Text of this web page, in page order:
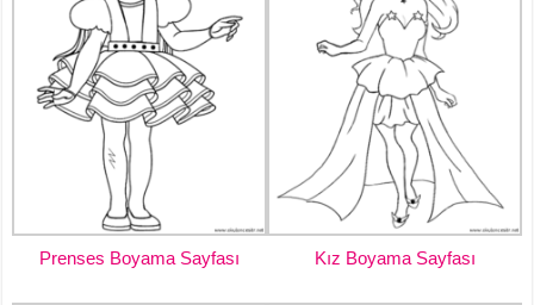
Prenses Boyama Sayfası Kız Boyama Sayfası